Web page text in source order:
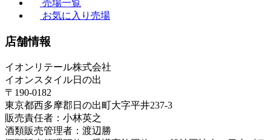
売場一覧
お気に入り売場
店舗情報
イオンリテール株式会社
イオンスタイル日の出
〒190-0182
東京都西多摩郡日の出町大字平井237-3
販売責任者：小林英之
酒類販売管理者：渡辺勝